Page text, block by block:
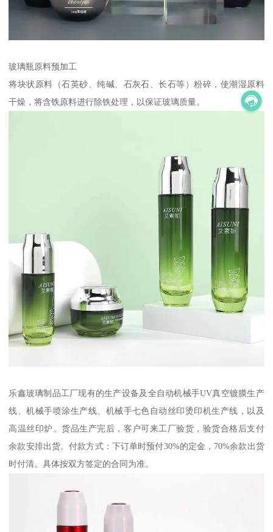
玻璃瓶原料预加工
将块状原料（石英砂、纯碱、石灰石、长石等）粉碎，使潮湿原料
干燥，将含铁原料进行除铁处理，以保证玻璃质量。
乐鑫玻璃制品工厂现有的生产设备及全自动机械手UV真空镀膜生产
线、机械手喷涂生产线、机械手七色自动丝印烫印机生产线，以及
高温丝印炉。货品生产完后，客户可来工厂验货，验货合格后支付
余款安排出货。付款方式：下订单时预付30%的定金，70%余款出货
时付清。具体按双方签定的合同为准。